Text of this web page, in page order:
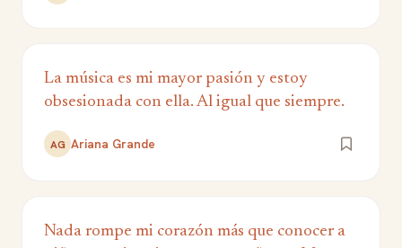
La música es mi mayor pasión y estoy
obsesionada con ella. Al igual que siempre.
AG Ariana Grande
Nada rompe mi corazón más que conocer a